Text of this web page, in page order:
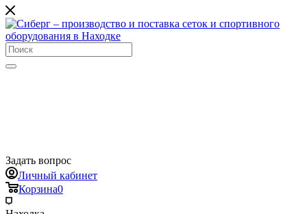
Задать вопрос
Личный кабинет
Корзина0